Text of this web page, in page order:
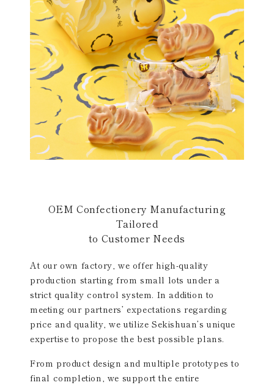
OEM Confectionery Manufacturing
Tailored
to Customer Needs
At our own factory, we offer high-quality
production starting from small lots under a
strict quality control system. In addition to
meeting our partners’ expectations regarding
price and quality, we utilize Sekishuan’s unique
expertise to propose the best possible plans.
From product design and multiple prototypes to
final completion, we support the entire